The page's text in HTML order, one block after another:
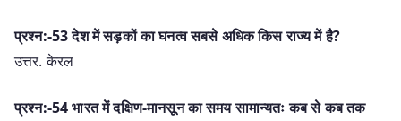
प्रश्न:-53 देश में सड़कों का घनत्व सबसे अधिक किस राज्य में है?
उत्तर. केरल
प्रश्न:-54 भारत में दक्षिण-मानसून का समय सामान्यतः कब से कब तक